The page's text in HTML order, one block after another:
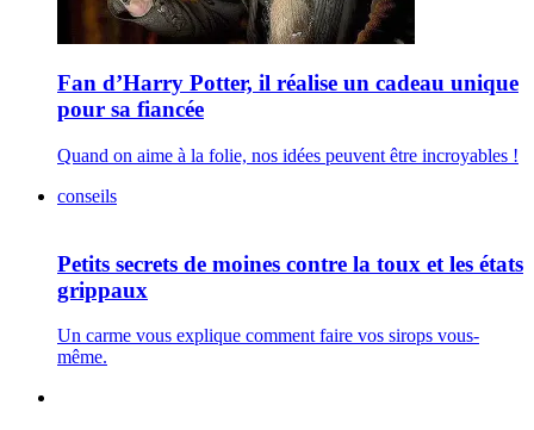
Fan d’Harry Potter, il réalise un cadeau unique
pour sa fiancée
Quand on aime à la folie, nos idées peuvent être incroyables !
conseils
Petits secrets de moines contre la toux et les états
grippaux
Un carme vous explique comment faire vos sirops vous-
même.